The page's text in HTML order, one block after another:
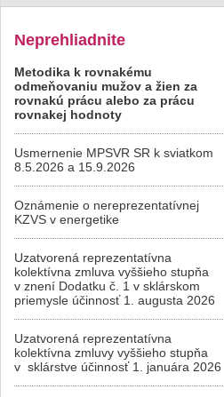
Neprehliadnite
Metodika k rovnakému
odmeňovaniu mužov a žien za
rovnakú prácu alebo za prácu
rovnakej hodnoty
Usmernenie MPSVR SR k sviatkom
8.5.2026 a 15.9.2026
Oznámenie o nereprezentatívnej
KZVS v energetike
Uzatvorená reprezentatívna
kolektívna zmluva vyššieho stupňa
v znení Dodatku č. 1 v sklárskom
priemysle účinnosť 1. augusta 2026
Uzatvorená reprezentatívna
kolektívna zmluvy vyššieho stupňa
v sklárstve účinnosť 1. januára 2026